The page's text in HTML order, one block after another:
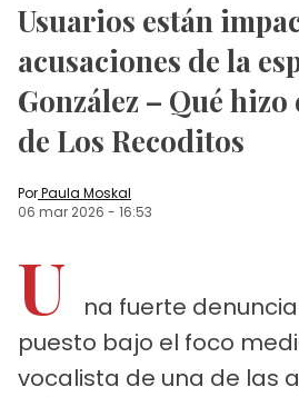
Usuarios están
acusaciones de la
González – Qué
de Los Recoditos
PorPaula Moskal
06 mar 2026 - 16:53
U
na fuerte
puesto bajo el foco
vocalista de una de las